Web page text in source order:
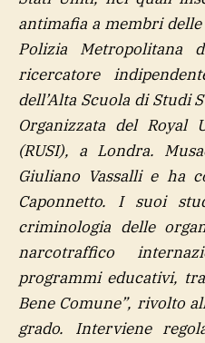
antimafia a membri
Polizia
ricercatore
dell’Alta Scuola di Studi
Organizzata del Royal
(RUSI), a Londra.
Giuliano Vassalli e ha
Caponnetto. I suoi
criminologia delle
narcotraffico
programmi educativi,
Bene Comune”, rivolto
grado. Interviene